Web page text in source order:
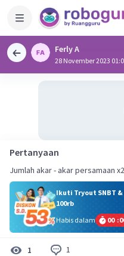
Ferly A
28 November 2023
Pertanyaan
Jumlah akar - akar persamaan
Ikuti Tryout SNBT
100rb
Habis dalam
00 :
1 1